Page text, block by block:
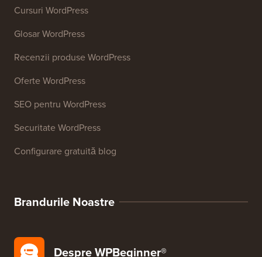
Cursuri WordPress
Glosar WordPress
Recenzii produse WordPress
Oferte WordPress
SEO pentru WordPress
Securitate WordPress
Configurare gratuită blog
Brandurile Noastre
Despre WPBeginner®